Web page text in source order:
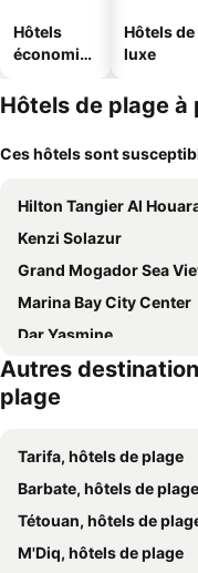
Hôtels
économiq
Hôtels de
luxe
Hôtels de plage à
Ces hôtels sont
Hilton Tangier Al Houara Resort
Kenzi Solazur
Grand Mogador Sea View &
Marina Bay City Center
Dar Yasmine
El Oumnia Puerto & Spa
Kasbah Rose
Hotel Biarritz
Hotel Le Gardenia (ex
Autres
plage
Tarifa, hôtels de plage
Barbate, hôtels de plage
Tétouan, hôtels de
M'Diq, hôtels de plage